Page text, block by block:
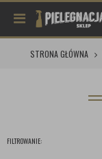
STRONA GŁÓWNA
FILTROWANIE: